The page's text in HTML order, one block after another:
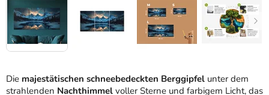
Die majestätischen schneebedeckten Berggipfel unter dem
strahlenden Nachthimmel voller Sterne und farbigem Licht, das